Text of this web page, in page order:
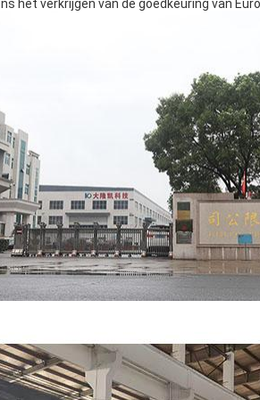
het verkrijgen van de goedkeuring van